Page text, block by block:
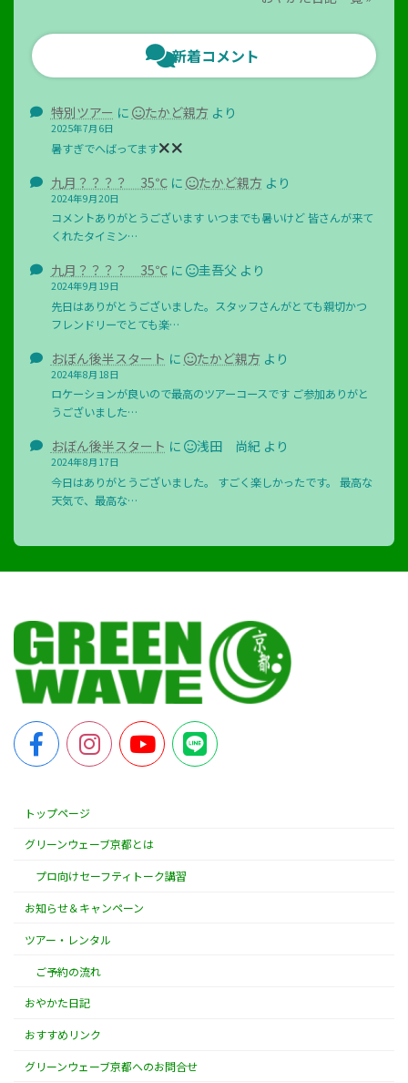
新着コメント
特別ツアー に たかど親方より
2025年7月6日
暑すぎでへばってます
九月？？？？ 35℃に たかど親方より
2024年9月20日
コメントありがとうございます いつまでも暑いけど 皆さんが来て
くれたタイミン…
九月？？？？ 35℃に 圭吾父 より
2024年9月19日
先日はありがとうございました。スタッフさんがとても親切かつ
フレンドリーでとても楽…
おぼん後半スタート に たかど親方より
2024年8月18日
ロケーションが良いので最高のツアーコースです ご参加ありがと
うございました…
おぼん後半スタート に 浅田 尚紀より
2024年8月17日
今日はありがとうございました。 すごく楽しかったです。 最高な
天気で、最高な…
トップページ
グリーンウェーブ京都とは
プロ向けセーフティトーク講習
お知らせ＆キャンペーン
ツアー・レンタル
ご予約の流れ
おやかた日記
おすすめリンク
グリーンウェーブ京都へのお問合せ